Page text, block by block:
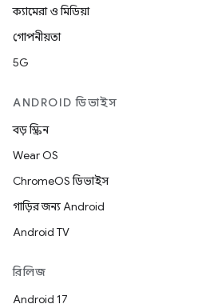
ক্যামেরা ও মিডিয়া
গোপনীয়তা
5G
ANDROID ডিভাইস
বড় স্ক্রিন
Wear OS
ChromeOS ডিভাইস
গাড়ির জন্য Android
Android TV
রিলিজ
Android 17